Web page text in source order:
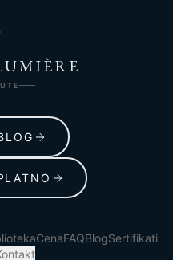
CenaFAQBlogSertifikati